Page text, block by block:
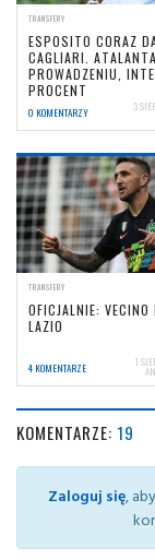
TRANSFERY
ESPOSITO CORAZ
CAGLIARI.
PROWADZENIU,
PROCENT
0 KOMENTARZY 3
TRANSFERY
OFICJALNIE: VECINO
LAZIO
4 KOMENTARZE 1
KOMENTARZE: 19
Zaloguj się,